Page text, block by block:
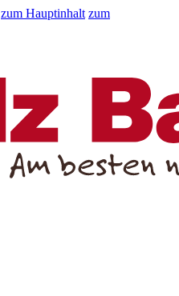
zum Hauptinhalt zum